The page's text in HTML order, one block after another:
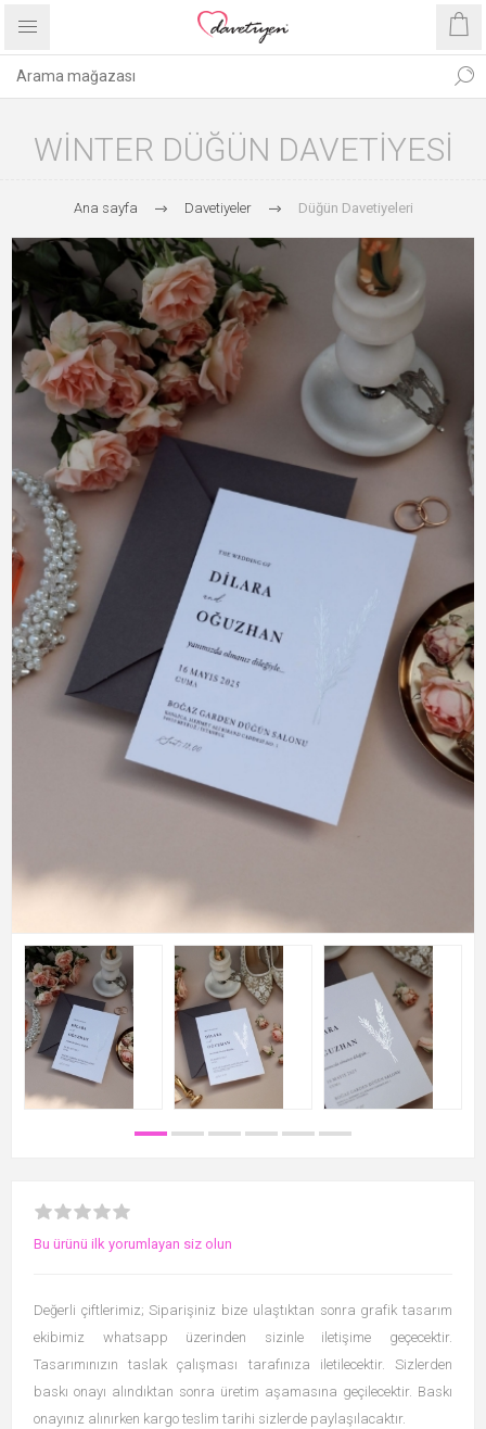
WINTER DÜĞÜN DAVETIYESI
Ana sayfa Davetiyeler Düğün Davetiyeleri
Bu ürünü ilk yorumlayan siz olun
Değerli çiftlerimiz; Siparişiniz bize ulaştıktan sonra grafik tasarım
ekibimiz whatsapp üzerinden sizinle iletişime geçecektir.
Tasarımınızın taslak çalışması tarafınıza iletilecektir. Sizlerden
baskı onayı alındıktan sonra üretim aşamasına geçilecektir. Baskı
onayınız alınırken kargo teslim tarihi sizlerde paylaşılacaktır.